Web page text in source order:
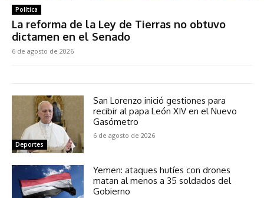
Política
La reforma de la Ley de Tierras no obtuvo
dictamen en el Senado
6 de agosto de 2026
Deportes
San Lorenzo inició gestiones para
recibir al papa León XIV en el Nuevo
Gasómetro
6 de agosto de 2026
Yemen: ataques hutíes con drones
matan al menos a 35 soldados del
Gobierno